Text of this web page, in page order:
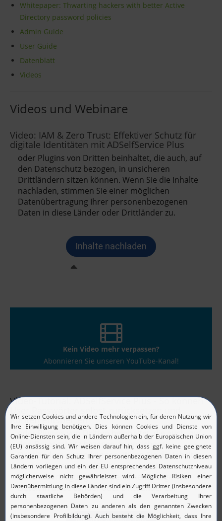
Whitepaper: Thwarting hackers with better Active
Directory password policies
Admin Guide
User Guide
Datenblatt
Videos
Videos und Webinare
Video: IAM & Zero Trust: Effektiver Schutz für
digitale Identitäten mit ADSelfService Plus
Kein Video mehr verpassen?
Abonnieren Sie unseren YouTube-Kanal!
Video-Tutorial: ADSelfService Plus - So können
Konten entsperren